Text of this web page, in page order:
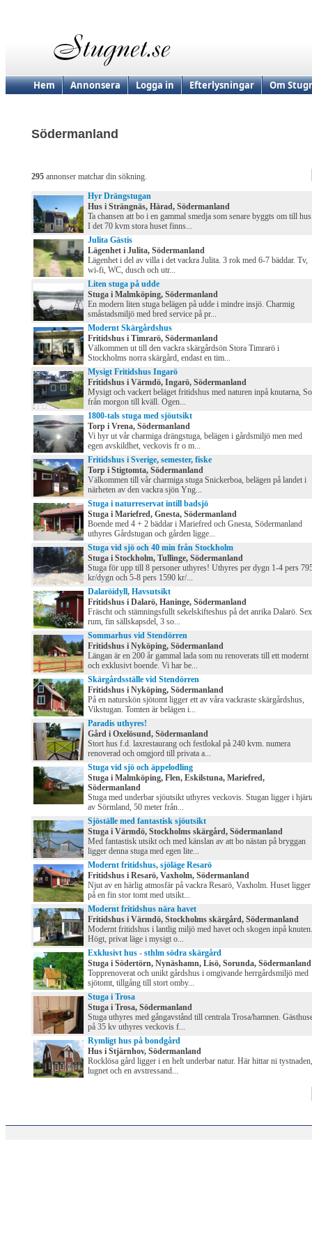
Hem Annonsera Logga in Efterlysningar Om
Södermanland
295 annonser matchar din sökning.
Hyr Drängstugan
Hus i Strängnäs, Härad, Södermanland
Ta chansen att bo i en gammal smedja som senare byggts om till
I det 70 kvm stora huset finns...
Julita Gästis
Lägenhet i Julita, Södermanland
Lägenhet i del av villa i det vackra Julita. 3 rok med 6-7 bäddar. Tv,
wi-fi, WC, dusch och utr...
Liten stuga på udde
Stuga i Malmköping, Södermanland
En modern liten stuga belägen på udde i mindre insjö. Charmig
småstadsmiljö med bred service på pr...
Modernt Skärgårdshus
Fritidshus i Timrarö, Södermanland
Välkommen ut till den vackra skärgårdsön Stora Timrarö i
Stockholms norra skärgård, endast en tim...
Mysigt Fritidshus Ingarö
Fritidshus i Värmdö, Ingarö, Södermanland
Mysigt och vackert beläget fritidshus med naturen inpå knutarna,
från morgon till kväll. Ogen...
1800-tals stuga med sjöutsikt
Torp i Vrena, Södermanland
Vi hyr ut vår charmiga drängstuga, belägen i gårdsmiljö men med
egen avskildhet, veckovis fr o m...
Fritidshus i Sverige, semester, fiske
Torp i Stigtomta, Södermanland
Välkommen till vår charmiga stuga Snickerboa, belägen på landet i
närheten av den vackra sjön Yng...
Stuga i naturreservat intill badsjö
Stuga i Mariefred, Gnesta, Södermanland
Boende med 4 + 2 bäddar i Mariefred och Gnesta, Södermanland
uthyres Gårdstugan och gården ligge...
Stuga vid sjö och 40 min från Stockholm
Stuga i Stockholm, Tullinge, Södermanland
Stuga för upp till 8 personer uthyres! Uthyres per dygn 1-4 pers
kr/dygn och 5-8 pers 1590 kr/...
Dalaröidyll, Havsutsikt
Fritidshus i Dalarö, Haninge, Södermanland
Fräscht och stämningsfullt sekelskifteshus på det anrika Dalarö. Sex
rum, fin sällskapsdel, 3 so...
Sommarhus vid Stendörren
Fritidshus i Nyköping, Södermanland
Längan är en 200 år gammal lada som nu renoverats till ett modernt
och exklusivt boende. Vi har be...
Skärgårdsställe vid Stendörren
Fritidshus i Nyköping, Södermanland
På en naturskön sjötomt ligger ett av våra vackraste skärgårdshus,
Vikstugan. Tomten är belägen i...
Paradis uthyres!
Gård i Oxelösund, Södermanland
Stort hus f.d. laxrestaurang och festlokal på 240 kvm. numera
renoverad och omgjord till privata a...
Stuga vid sjö och äppelodling
Stuga i Malmköping, Flen, Eskilstuna, Mariefred,
Södermanland
Stuga med underbar sjöutsikt uthyres veckovis. Stugan ligger i
av Sörmland, 50 meter från...
Sjöställe med fantastisk sjöutsikt
Stuga i Värmdö, Stockholms skärgård, Södermanland
Med fantastisk utsikt och med känslan av att bo nästan på bryggan
ligger denna stuga med egen lite...
Modernt fritidshus, sjöläge Resarö
Fritidshus i Resarö, Vaxholm, Södermanland
Njut av en härlig atmosfär på vackra Resarö, Vaxholm. Huset ligger
på en fin stor tomt med utsikt...
Modernt fritidshus nära havet
Fritidshus i Värmdö, Stockholms skärgård, Södermanland
Modernt fritidshus i lantlig miljö med havet och skogen inpå knuten.
Högt, privat läge i mysigt o...
Exklusivt hus - sthlm södra skärgård
Stuga i Södertörn, Nynäshamn, Lisö, Sorunda, Södermanland
Topprenoverat och unikt gårdshus i omgivande herrgårdsmiljö med
sjötomt, tillgång till stort omby...
Stuga i Trosa
Stuga i Trosa, Södermanland
Stuga uthyres med gångavstånd till centrala Trosa/hamnen.
på 35 kv uthyres veckovis f...
Rymligt hus på bondgård
Hus i Stjärnhov, Södermanland
Rocklösa gård ligger i en helt underbar natur. Här hittar ni tystnaden,
lugnet och en avstressand...